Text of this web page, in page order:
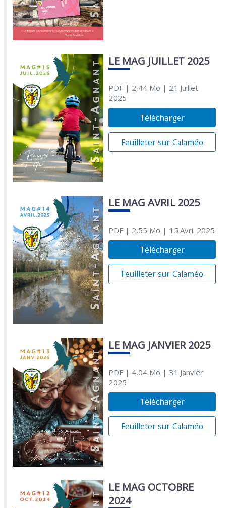
LE MAG JUILLET 2025
PDF| 2,44 Mo | 21 Juillet
2025
Télécharger
Feuilleter sur Calaméo
LE MAG AVRIL 2025
PDF| 2,55 Mo | 15 Avril 2025
Télécharger
Feuilleter sur Calaméo
LE MAG JANVIER 2025
PDF| 4,04 Mo | 31 Janvier
2025
Télécharger
Feuilleter sur Calaméo
LE MAG OCTOBRE
2024